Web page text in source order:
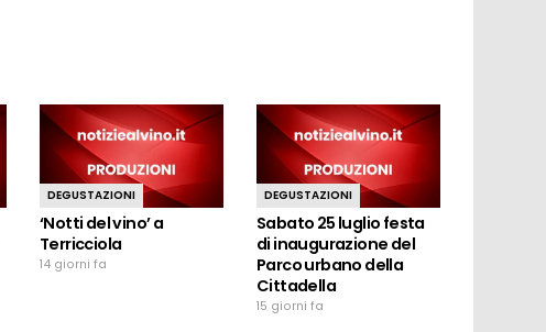
DEGUSTAZIONI
‘Notti del vino’ a
Terricciola
14 giorni fa
DEGUSTAZIONI
Sabato 25 luglio festa
di inaugurazione del
Parco urbano della
Cittadella
15 giorni fa